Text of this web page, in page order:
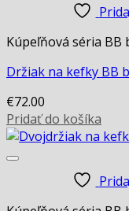
Kúpeľňová séria BB
Držiak na kefky BB
€72.00
Pridať do košíka